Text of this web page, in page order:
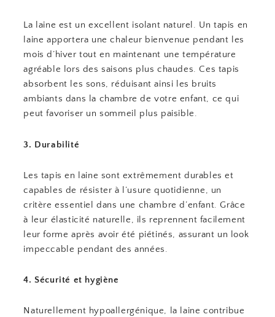
La laine est un excellent isolant naturel. Un tapis en
laine apportera une chaleur bienvenue pendant les
mois d’hiver tout en maintenant une température
agréable lors des saisons plus chaudes. Ces tapis
absorbent les sons, réduisant ainsi les bruits
ambiants dans la chambre de votre enfant, ce qui
peut favoriser un sommeil plus paisible.
3. Durabilité
Les tapis en laine sont extrêmement durables et
capables de résister à l’usure quotidienne, un
critère essentiel dans une chambre d’enfant. Grâce
à leur élasticité naturelle, ils reprennent facilement
leur forme après avoir été piétinés, assurant un look
impeccable pendant des années.
4. Sécurité et hygiène
Naturellement hypoallergénique, la laine contribue